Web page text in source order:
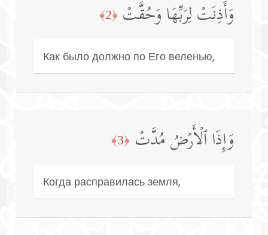
وَأَذِنَتۡ لِرَبِّهَا وَحُقَّتۡ ﴿2﴾
Как было должно по Его веленью,
وَإِذَا ٱلۡأَرۡضُ مُدَّتۡ ﴿3﴾
Когда расправилась земля,